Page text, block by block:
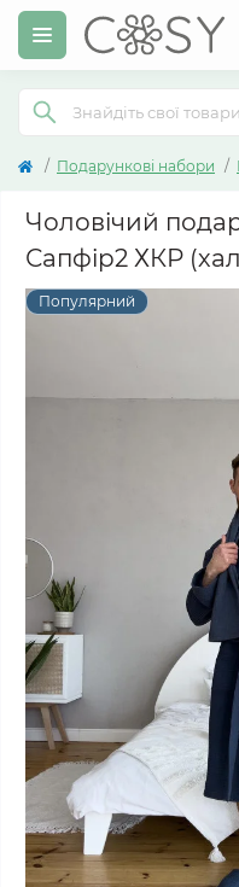
Подарункові набори
Чоловічий
Сапфір2 ХКР
Популярний